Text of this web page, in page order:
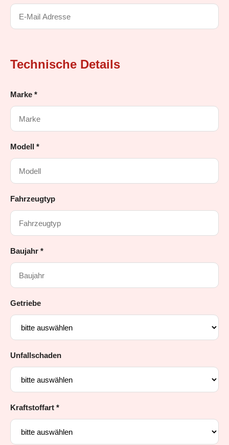
Technische Details
Marke *
Modell *
Fahrzeugtyp
Baujahr *
Getriebe
Unfallschaden
Kraftstoffart *